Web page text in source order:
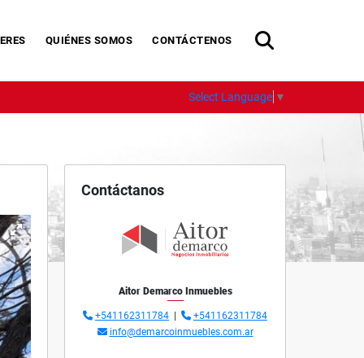
QUIÉNES SOMOS CONTÁCTENOS
Select Language ▼
Contáctanos
Aitor Demarco Inmuebles
+541162311784
+541162311784
info@demarcoinmuebles.com.ar